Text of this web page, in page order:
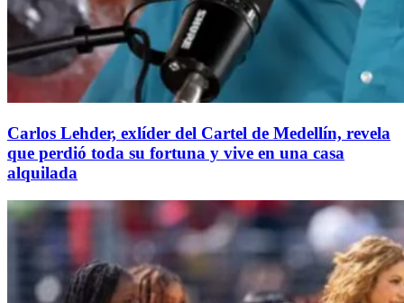
Carlos Lehder, exlíder del Cartel de Medellín, revela
que perdió toda su fortuna y vive en una casa
alquilada